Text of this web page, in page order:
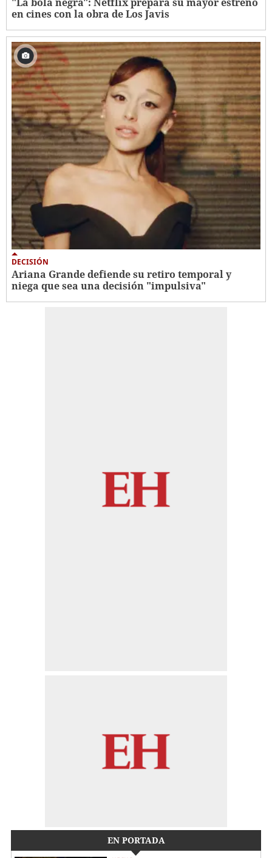
en cines con la obra de Los Javis
DECISIÓN
Ariana Grande defiende su retiro temporal y
niega que sea una decisión "impulsiva"
EN PORTADA